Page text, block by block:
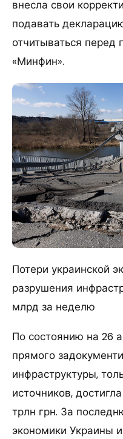
внесла свои
подавать
отчитываться перед
«Минфин».
Потери украинской
разрушения
млрд за неделю
По состоянию на 26
прямого
инфраструктуры,
источников,
трлн грн. За
экономики Украины